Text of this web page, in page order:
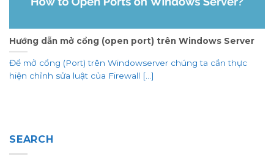
Hướng dẫn mở cổng (open port) trên Windows Server
Để mở cổng (Port) trên Windowserver chúng ta cần thực
hiện chỉnh sửa luật của Firewall [...]
SEARCH